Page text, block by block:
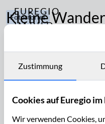
EUREGIO
IM BILD
Archiv
Kontakt
Fotostories
Geschichte
Wandern
Ausflugsziele
Kleine
Plateaus von
führen zu historischen
Steilhängen und vorbei
Zustimmung
Cookies auf Euregio im
Wir verwenden Cookies,